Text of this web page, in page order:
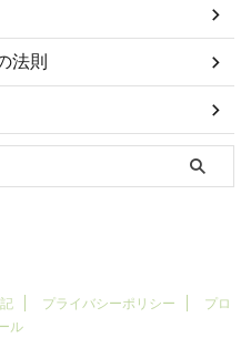
法則
プライバシーポリシー
プロ
ル